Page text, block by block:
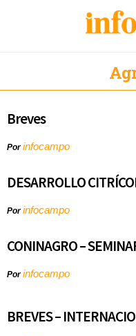
Breves
Porinfocampo
DESARROLLO
Porinfocampo
CONINAGRO –
Porinfocampo
BREVES –